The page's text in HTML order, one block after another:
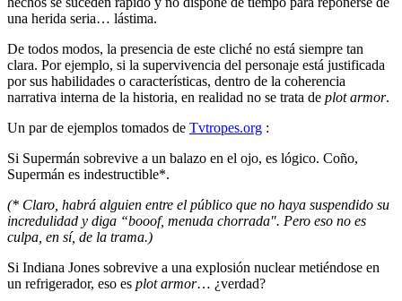
una herida seria… lástima.
De todos modos, la presencia de este cliché no está siempre tan
clara. Por ejemplo, si la supervivencia del personaje está justificada
por sus habilidades o características, dentro de la coherencia
narrativa interna de la historia, en realidad no se trata de plot armor.
Un par de ejemplos tomados de Tvtropes.org :
Si Supermán sobrevive a un balazo en el ojo, es lógico. Coño,
Supermán es indestructible*.
(* Claro, habrá alguien entre el público que no haya suspendido su
incredulidad y diga “booof, menuda chorrada". Pero eso no es
culpa, en sí, de la trama.)
Si Indiana Jones sobrevive a una explosión nuclear metiéndose en
un refrigerador, eso es plot armor… ¿verdad?